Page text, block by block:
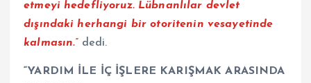
etmeyi hedefliyoruz. Lübnanlılar devlet
dışındaki herhangi bir otoritenin vesayetinde
kalmasın.”dedi.
“YARDIM İLE İÇ İŞLERE KARIŞMAK ARASINDA